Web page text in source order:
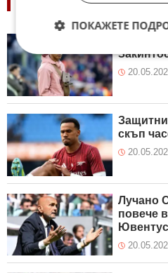
СВЪРЗАНИ НОВИНИ
скъп
Лучано
повече
Ювентус
ПОКАЖЕТЕ